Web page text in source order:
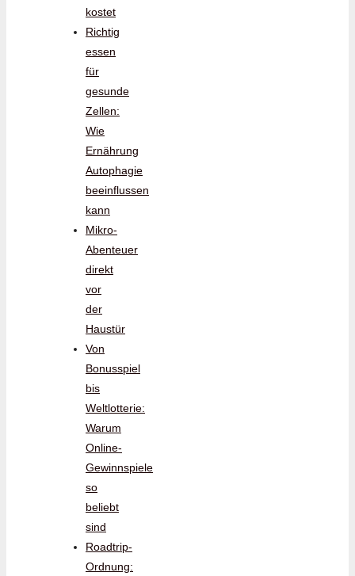
kostet
Richtig
essen
für
gesunde
Zellen:
Wie
Ernährung
Autophagie
beeinflussen
kann
Mikro-
Abenteuer
direkt
vor
der
Haustür
Von
Bonusspiel
bis
Weltlotterie:
Warum
Online-
Gewinnspiele
so
beliebt
sind
Roadtrip-
Ordnung: